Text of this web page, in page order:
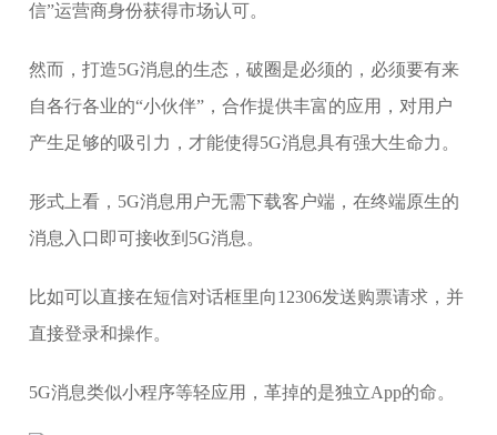
信”运营商身份获得市场认可。
然而，打造5G消息的生态，破圈是必须的，必须要有来
自各行各业的“小伙伴”，合作提供丰富的应用，对用户
产生足够的吸引力，才能使得5G消息具有强大生命力。
形式上看，5G消息用户无需下载客户端，在终端原生的
消息入口即可接收到5G消息。
比如可以直接在短信对话框里向12306发送购票请求，并
直接登录和操作。
5G消息类似小程序等轻应用，革掉的是独立App的命。